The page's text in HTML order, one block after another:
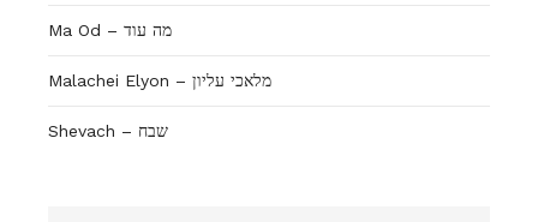
Ma Od – מה עוד
Malachei Elyon – מלאכי עליון
Shevach – שבח